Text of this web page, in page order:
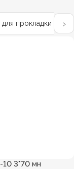
для прокладки в ›
3*70 мн